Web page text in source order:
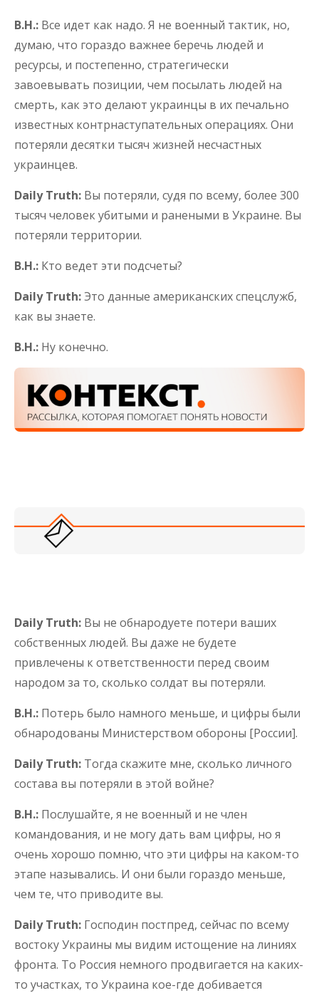
В.Н.: Все идет как надо. Я не военный тактик, но,
думаю, что гораздо важнее беречь людей и
ресурсы, и постепенно, стратегически
завоевывать позиции, чем посылать людей на
смерть, как это делают украинцы в их печально
известных контрнаступательных операциях. Они
потеряли десятки тысяч жизней несчастных
украинцев.
Daily Truth: Вы потеряли, судя по всему, более 300
тысяч человек убитыми и ранеными в Украине. Вы
потеряли территории.
В.Н.: Кто ведет эти подсчеты?
Daily Truth:Это данные американских спецслужб,
как вы знаете.
В.Н.: Ну конечно.
Daily Truth: Вы не обнародуете потери ваших
собственных людей. Вы даже не будете
привлечены к ответственности перед своим
народом за то, сколько солдат вы потеряли.
В.Н.: Потерь было намного меньше, и цифры были
обнародованы Министерством обороны [России].
Daily Truth: Тогда скажите мне, сколько личного
состава вы потеряли в этой войне?
В.Н.: Послушайте, я не военный и не член
командования, и не могу дать вам цифры, но я
очень хорошо помню, что эти цифры на каком-то
этапе назывались. И они были гораздо меньше,
чем те, что приводите вы.
Daily Truth: Господин постпред, сейчас по всему
востоку Украины мы видим истощение на линиях
фронта. То Россия немного продвигается на каких-
то участках, то Украина кое-где добивается